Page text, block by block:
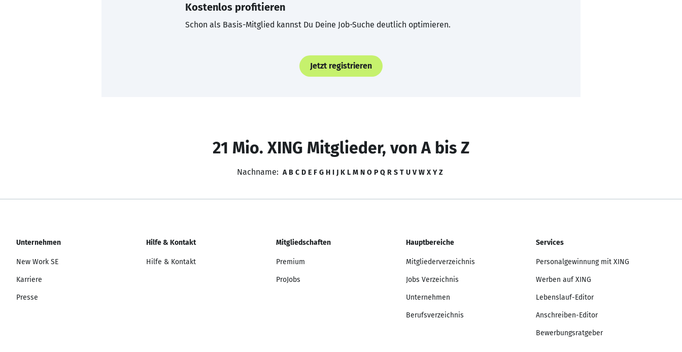
Kostenlos profitieren
Schon als Basis-Mitglied kannst Du Deine Job-Suche deutlich optimieren.
Jetzt registrieren
21 Mio. XING Mitglieder, von A bis Z
Nachname: A B C D E F G H I J K L M N O P Q R S T U V W X Y Z
Unternehmen
New Work SE
Karriere
Presse
Hilfe & Kontakt
Hilfe & Kontakt
Mitgliedschaften
Premium
ProJobs
Hauptbereiche
Mitgliederverzeichnis
Jobs Verzeichnis
Unternehmen
Berufsverzeichnis
Services
Personalgewinnung mit XING
Werben auf XING
Lebenslauf-Editor
Anschreiben-Editor
Bewerbungsratgeber